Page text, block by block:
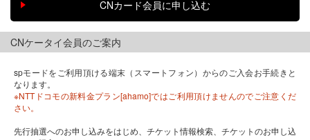
CNケータイ会員のご案内
spモードをご利用頂ける端末（スマートフォン）からのご入会お手続きと
なります。
※NTTドコモの新料金プラン[ahamo]ではご利用頂けませんのでご注意くだ
さい。
先行抽選へのお申し込みをはじめ、チケット情報検索、チケットのお申し込